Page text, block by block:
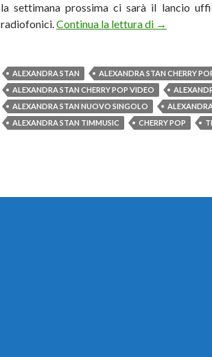
la settimana prossima ci sarà il lancio
radiofonici.Continua la lettura di Alexandra
→
ALEXANDRA STAN
ALEXANDRA STAN CHERRY
ALEXANDRA STAN CHERRY POP VIDEO
ALEXANDRA STAN NUOVO SINGOLO
ALEXANDRA STAN TIMMUSIC
CHERRY POP